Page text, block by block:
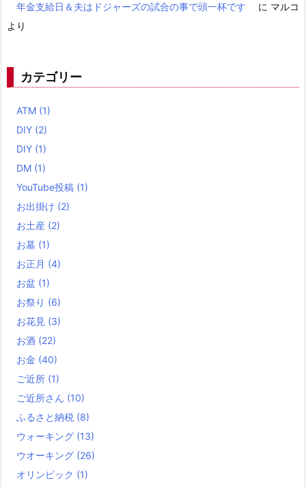
年金支給日＆夫はドジャーズの試合の事で頭一杯です
に マルコ
より
カテゴリー
ATM (1)
DIY (2)
DIY (1)
DM (1)
YouTube投稿 (1)
お出掛け (2)
お土産 (2)
お墓 (1)
お正月 (4)
お盆 (1)
お祭り (6)
お花見 (3)
お酒 (22)
お金 (40)
ご近所 (1)
ご近所さん (10)
ふるさと納税 (8)
ウォーキング (13)
ウオーキング (26)
オリンピック (1)